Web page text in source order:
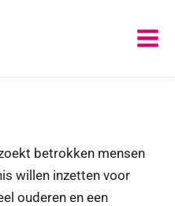
betrokken mensen
willen inzetten voor
ouderen en een